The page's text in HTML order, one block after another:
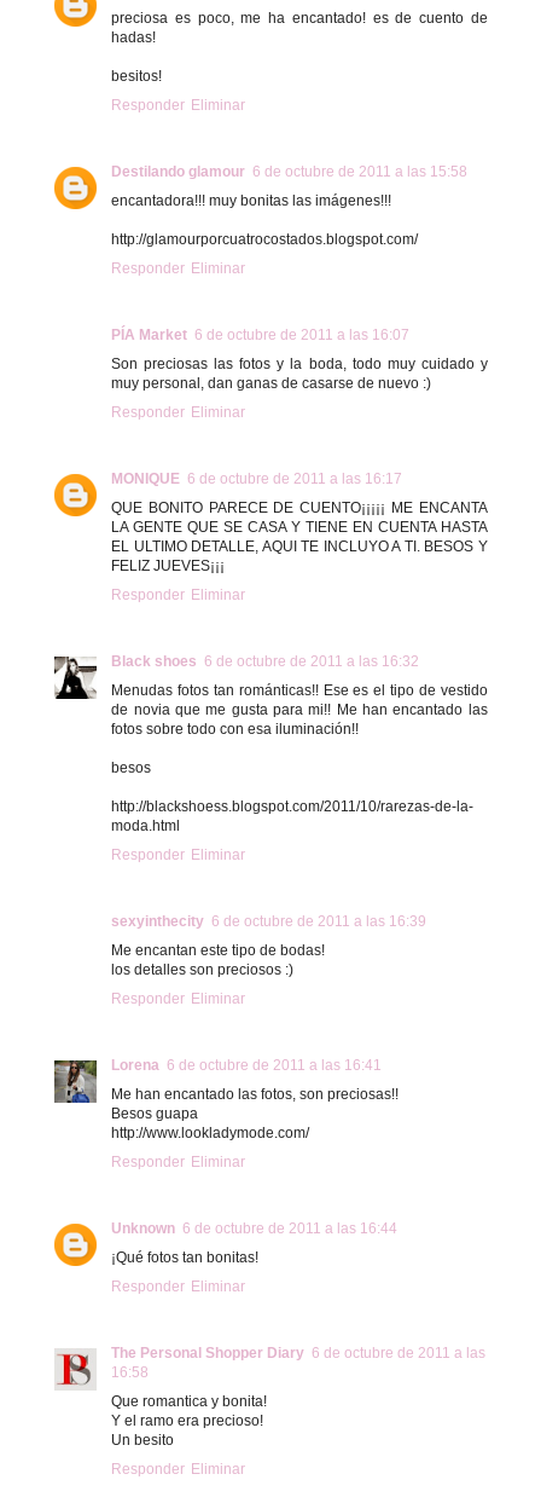
preciosa es poco, me ha encantado! es de cuento de
hadas!
besitos!
Responder Eliminar
Destilando glamour 6 de octubre de 2011 a las 15:58
encantadora!!! muy bonitas las imágenes!!!
http://glamourporcuatrocostados.blogspot.com/
Responder Eliminar
PÍA Market 6 de octubre de 2011 a las 16:07
Son preciosas las fotos y la boda, todo muy cuidado y
muy personal, dan ganas de casarse de nuevo :)
Responder Eliminar
MONIQUE 6 de octubre de 2011 a las 16:17
QUE BONITO PARECE DE CUENTO¡¡¡¡¡ ME ENCANTA
LA GENTE QUE SE CASA Y TIENE EN CUENTA HASTA
EL ULTIMO DETALLE, AQUI TE INCLUYO A TI. BESOS Y
FELIZ JUEVES¡¡¡
Responder Eliminar
Black shoes 6 de octubre de 2011 a las 16:32
Menudas fotos tan románticas!! Ese es el tipo de vestido
de novia que me gusta para mi!! Me han encantado las
fotos sobre todo con esa iluminación!!
besos
http://blackshoess.blogspot.com/2011/10/rarezas-de-la-
moda.html
Responder Eliminar
sexyinthecity 6 de octubre de 2011 a las 16:39
Me encantan este tipo de bodas!
los detalles son preciosos :)
Responder Eliminar
Lorena 6 de octubre de 2011 a las 16:41
Me han encantado las fotos, son preciosas!!
Besos guapa
http://www.lookladymode.com/
Responder Eliminar
Unknown 6 de octubre de 2011 a las 16:44
¡Qué fotos tan bonitas!
Responder Eliminar
The Personal Shopper Diary 6 de octubre de 2011 a las
16:58
Que romantica y bonita!
Y el ramo era precioso!
Un besito
Responder Eliminar